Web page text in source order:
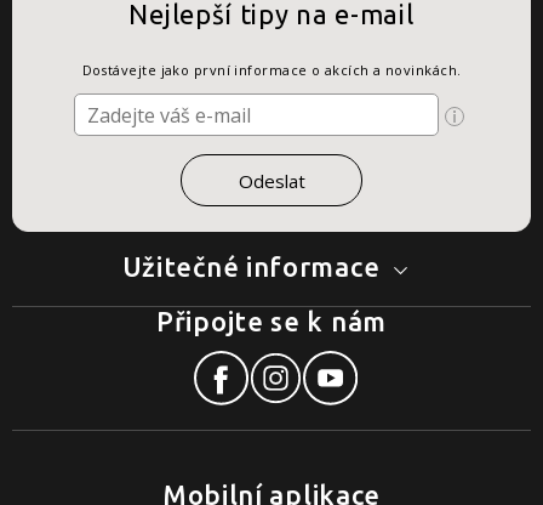
Užitečné informace
Nejlepší tipy na e-mail
Dostávejte jako první informace o akcích a novinkách.
Mobilní aplikace
Připojte se k nám